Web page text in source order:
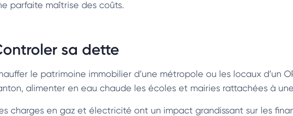
parfaite maîtrise des coûts.
sa dette
le patrimoine immobilier d’une métropole ou les locaux d’un
alimenter en eau chaude les écoles et mairies rattachées à
charges en gaz et électricité ont un impact grandissant sur les